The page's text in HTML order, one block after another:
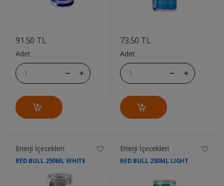
91.50 TL
Adet
73.50 TL
Adet
Enerji İçecekleri
RED BULL 250ML WHITE
Enerji İçecekleri
RED BULL 250ML LIGHT